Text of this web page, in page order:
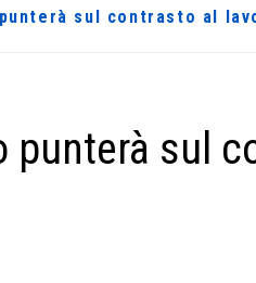
punterà sul contrasto al
punterà sul